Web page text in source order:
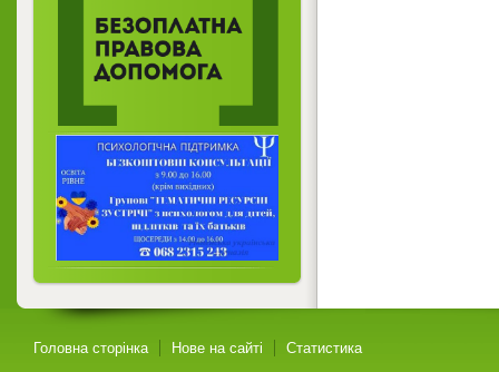
Головна сторінка Нове на сайті Статистика